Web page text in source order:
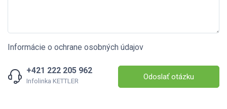
Informácie o ochrane osobných údajov
+421 222 205 962
Infolinka KETTLER Odoslať otázku